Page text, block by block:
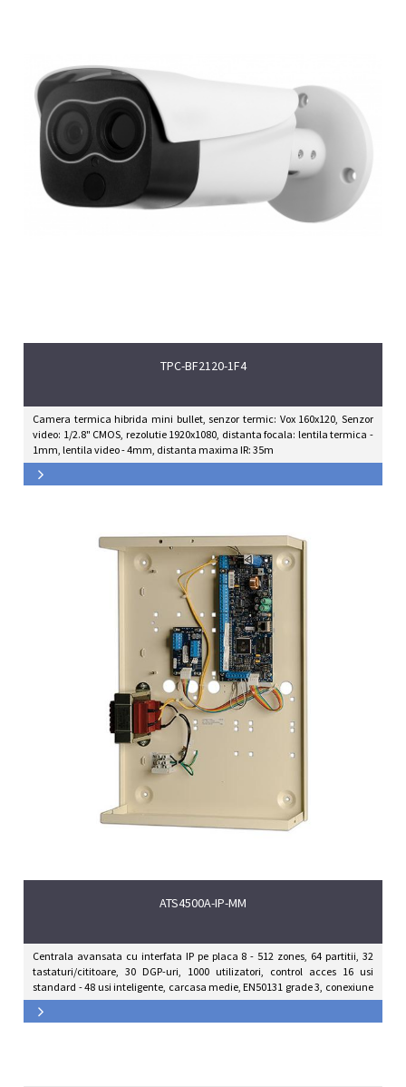
TPC-BF2120-1F4
Camera termica hibrida mini bullet, senzor termic: Vox 160x120, Senzor
video: 1/2.8" CMOS, rezolutie 1920x1080, distanta focala: lentila termica -
1mm, lentila video - 4mm, distanta maxima IR: 35m
ATS4500A-IP-MM
Centrala avansata cu interfata IP pe placa 8 - 512 zones, 64 partitii, 32
tastaturi/cititoare, 30 DGP-uri, 1000 utilizatori, control acces 16 usi
standard - 48 usi inteligente, carcasa medie, EN50131 grade 3, conexiune
Cloud Ultrasync (fw MR 4.0)